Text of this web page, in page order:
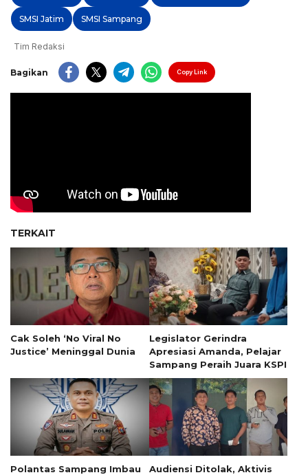
SMSI Jatim SMSI Sampang
Tim Redaksi
Bagikan Copy Link
TERKAIT
Cak Soleh ‘No Viral No
Justice’ Meninggal Dunia
Legislator Gerindra
Apresiasi Amanda, Pelajar
Sampang Peraih Juara KSPI
Polantas Sampang Imbau
Audiensi Ditolak, Aktivis